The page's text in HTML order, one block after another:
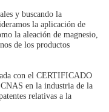
y buscando la
la aplicación de
la aleación de magnesio,
de los productos
con el CERTIFICADO
en la industria de la
relativas a la